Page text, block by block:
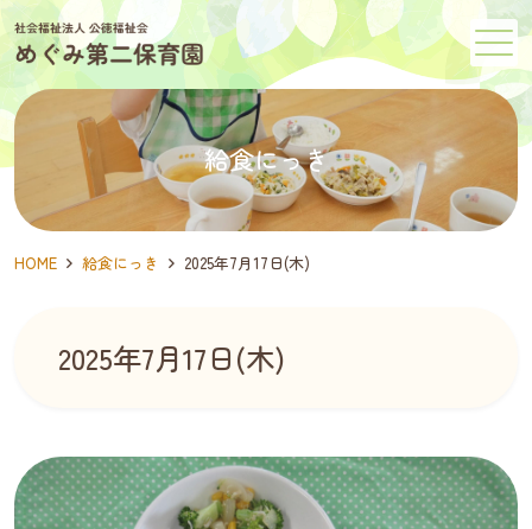
メニュー
給食にっき
HOME 給食にっき 2025年7月17日(木)
2025年7月17日(木)